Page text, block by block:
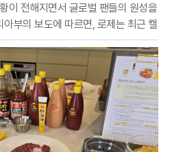
이 전해지면서 글로벌 팬들의 원성을
부의 보도에 따르면, 로제는 최근 캘
프라이빗 라운지인 '더 버드 스트릿
카메라에 포착